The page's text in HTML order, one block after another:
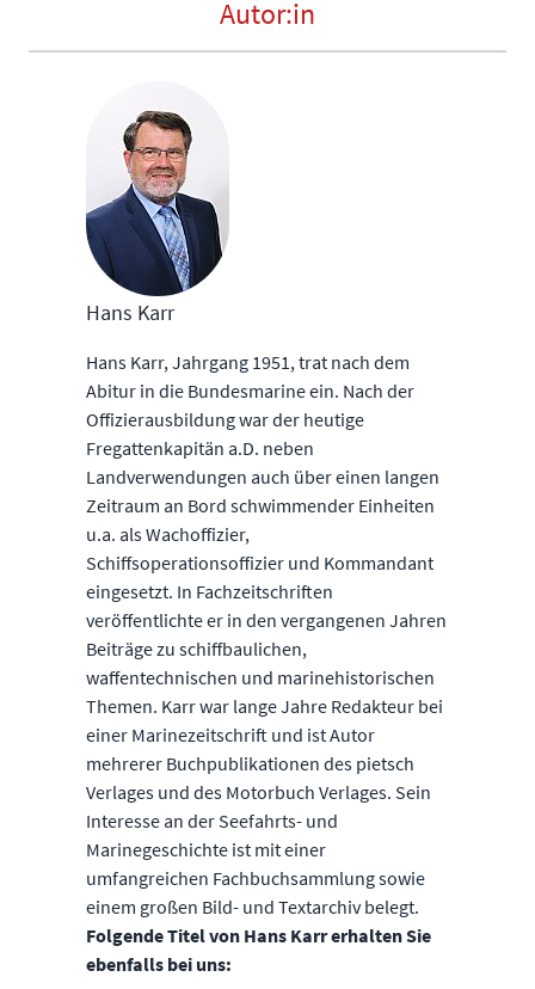
Autor:in
Hans Karr
Hans Karr, Jahrgang 1951, trat nach dem
Abitur in die Bundesmarine ein. Nach der
Offizierausbildung war der heutige
Fregattenkapitän a.D. neben
Landverwendungen auch über einen langen
Zeitraum an Bord schwimmender Einheiten
u.a. als Wachoffizier,
Schiffsoperationsoffizier und Kommandant
eingesetzt. In Fachzeitschriften
veröffentlichte er in den vergangenen Jahren
Beiträge zu schiffbaulichen,
waffentechnischen und marinehistorischen
Themen. Karr war lange Jahre Redakteur bei
einer Marinezeitschrift und ist Autor
mehrerer Buchpublikationen des pietsch
Verlages und des Motorbuch Verlages. Sein
Interesse an der Seefahrts- und
Marinegeschichte ist mit einer
umfangreichen Fachbuchsammlung sowie
einem großen Bild- und Textarchiv belegt.
Folgende Titel von Hans Karr erhalten Sie
ebenfalls bei uns: